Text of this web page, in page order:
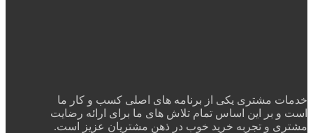
خدمات مشتری یکی از برنامه های اصلی کسب و کار ما
است و بر این اساس تمام تلاش های ما برای ارائه رضایت
مشتری و تجربه خرید خوب در ذهن مشتریان عزیز است.